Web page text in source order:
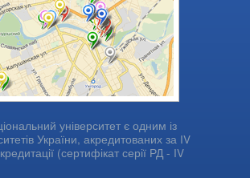
університет є одним із
України, акредитованих за IV
(сертифікат серії РД - IV